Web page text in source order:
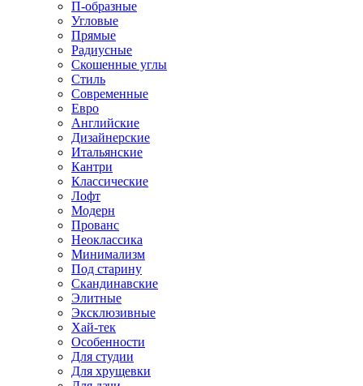
П-образные
Угловые
Прямые
Радиусные
Скошенные углы
Стиль
Современные
Евро
Английские
Дизайнерские
Итальянские
Кантри
Классические
Лофт
Модерн
Прованс
Неоклассика
Минимализм
Под старину
Скандинавские
Элитные
Эксклюзивные
Хай-тек
Особенности
Для студии
Для хрущевки